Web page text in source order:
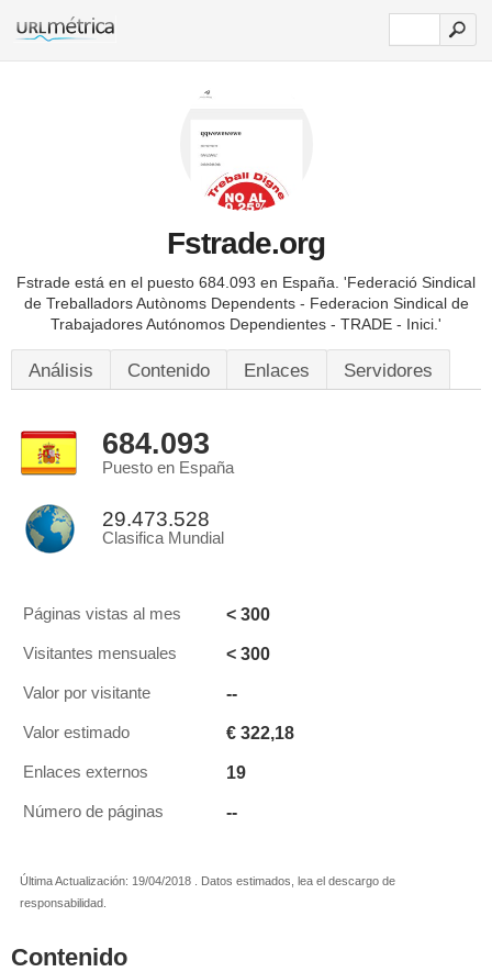
Fstrade.org
Fstrade está en el puesto 684.093 en España. 'Federació Sindical
de Treballadors Autònoms Dependents - Federacion Sindical de
Trabajadores Autónomos Dependientes - TRADE - Inici.'
Análisis Contenido Enlaces Servidores
684.093
Puesto en España
29.473.528
Clasifica Mundial
Páginas vistas al mes < 300
Visitantes mensuales < 300
Valor por visitante --
Valor estimado € 322,18
Enlaces externos 19
Número de páginas --
Última Actualización: 19/04/2018 . Datos estimados, lea el descargo de
responsabilidad.
Contenido